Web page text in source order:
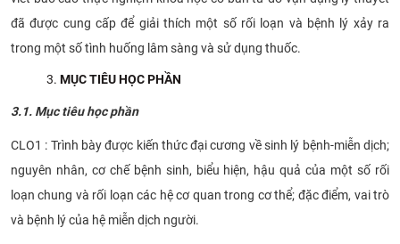
đã được cung cấp để giải thích một số rối loạn và bệnh lý xảy ra
trong một số tình huống lâm sàng và sử dụng thuốc.
MỤC TIÊU HỌC PHẦN
3.1. Mục tiêu học phần
CLO1 : Trình bày được kiến thức đại cương về sinh lý bệnh-miễn dịch;
nguyên nhân, cơ chế bệnh sinh, biểu hiện, hậu quả của một số rối
loạn chung và rối loạn các hệ cơ quan trong cơ thể; đặc điểm, vai trò
và bệnh lý của hệ miễn dịch người.